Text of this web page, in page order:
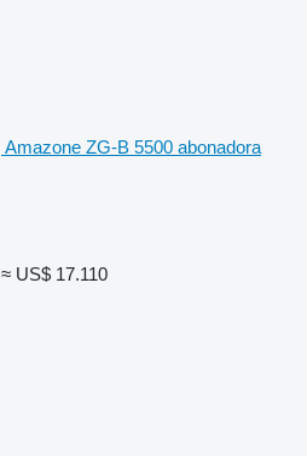
Amazone ZG-B 5500 abonadora
≈ US$ 17.110